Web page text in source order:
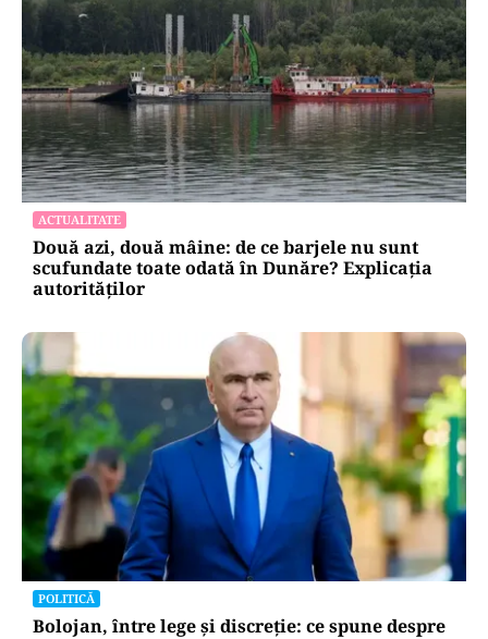
ACTUALITATE
Două azi, două mâine: de ce barjele nu sunt
scufundate toate odată în Dunăre? Explicația
autorităților
POLITICĂ
Bolojan, între lege și discreție: ce spune despre